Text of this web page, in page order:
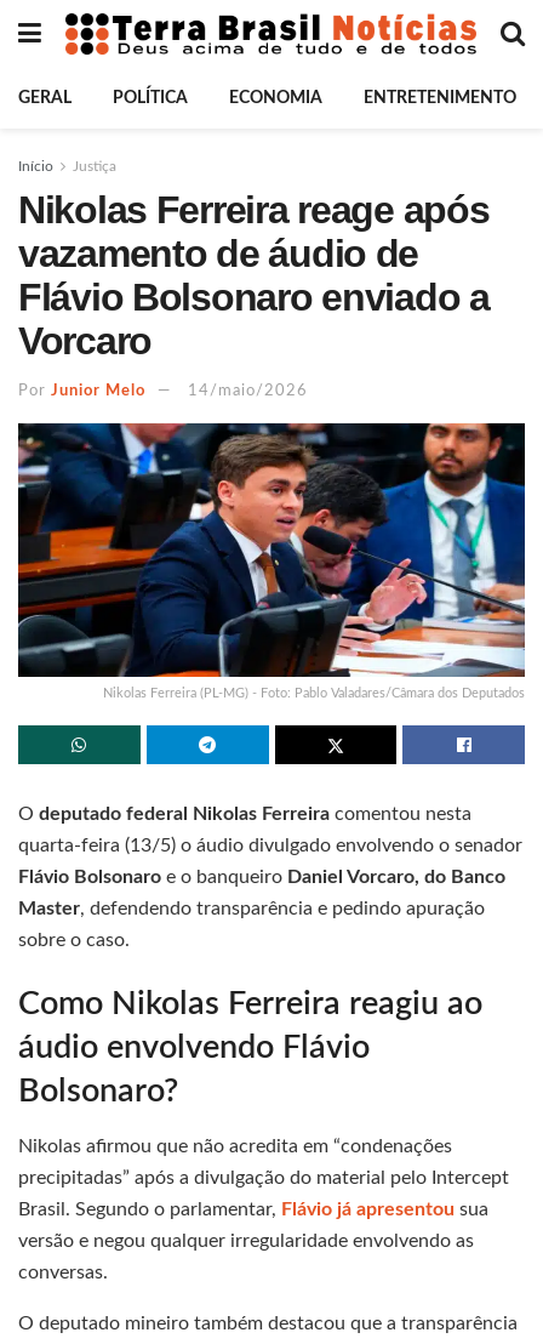
GERAL POLÍTICA ECONOMIA ENTRETENIMENTO
Início Justiça
Nikolas Ferreira reage após
vazamento de áudio de
Flávio Bolsonaro enviado a
Vorcaro
Por Junior Melo 14/maio/2026
Nikolas Ferreira (PL-MG) - Foto: Pablo Valadares/Câmara dos Deputados
O deputado federal Nikolas Ferreira comentou nesta
quarta-feira (13/5) o áudio divulgado envolvendo o senador
Flávio Bolsonaro e o banqueiro Daniel Vorcaro, do Banco
Master, defendendo transparência e pedindo apuração
sobre o caso.
Como Nikolas Ferreira reagiu ao
áudio envolvendo Flávio
Bolsonaro?
Nikolas afirmou que não acredita em “condenações
precipitadas” após a divulgação do material pelo Intercept
Brasil. Segundo o parlamentar, Flávio já apresentou sua
versão e negou qualquer irregularidade envolvendo as
conversas.
O deputado mineiro também destacou que a transparência